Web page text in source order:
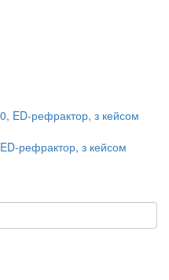
рефрактор, з кейсом